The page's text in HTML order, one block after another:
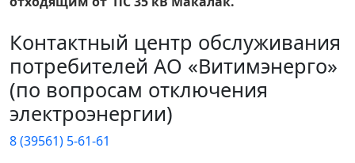
Контактный центр обслуживания
потребителей АО «Витимэнерго»
(по вопросам отключения
электроэнергии)
8 (39561) 5-61-61